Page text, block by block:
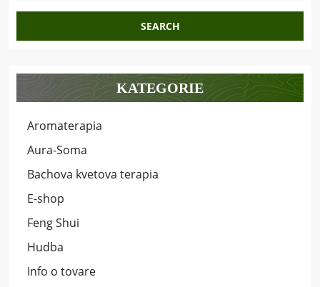
KATEGORIE
Aromaterapia
Aura-Soma
Bachova kvetova terapia
E-shop
Feng Shui
Hudba
Info o tovare